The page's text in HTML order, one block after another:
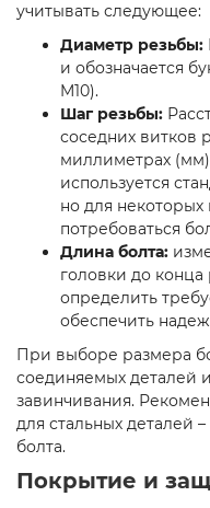
учитывать следующее:
Диаметр резьбы:
и обозначается
M10).
Шаг резьбы:
соседних витков
миллиметрах
используется
но для
потребоваться
Длина болта:
головки до
определить
обеспечить
При выборе размера
соединяемых деталей
завинчивания.
для стальных деталей
болта.
Покрытие и